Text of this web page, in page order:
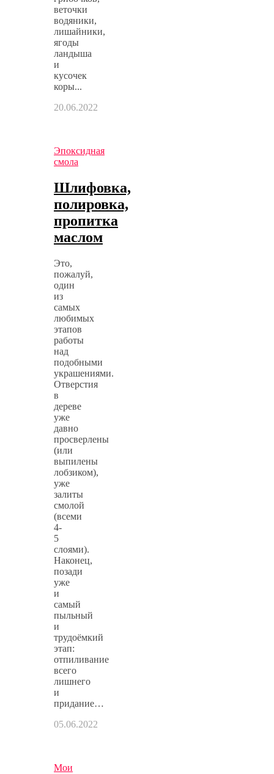
веточки
водяники,
лишайники,
ягоды
ландыша
и
кусочек
коры...
20.06.2022
Эпоксидная
смола
Шлифовка,
полировка,
пропитка
маслом
Это,
пожалуй,
один
из
самых
любимых
этапов
работы
над
подобными
украшениями.
Отверстия
в
дереве
уже
давно
просверлены
(или
выпилены
лобзиком),
уже
залиты
смолой
(всеми
4-
5
слоями).
Наконец,
позади
уже
и
самый
пыльный
и
трудоёмкий
этап:
отпиливание
всего
лишнего
и
придание…
05.06.2022
Мои